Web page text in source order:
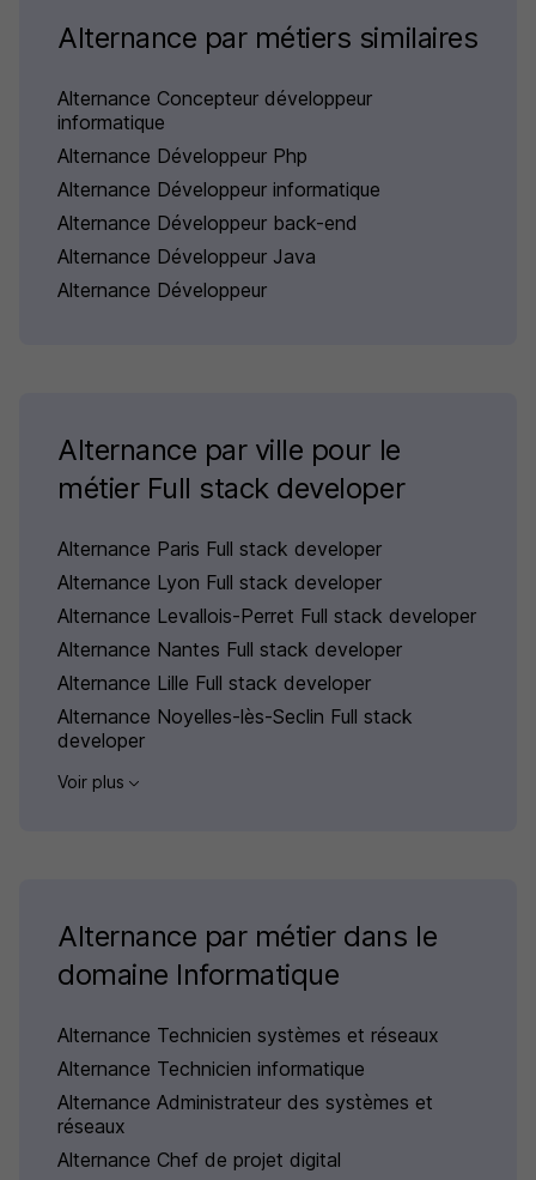
Alternance par métiers similaires
Alternance Concepteur développeur
informatique
Alternance Développeur Php
Alternance Développeur informatique
Alternance Développeur back-end
Alternance Développeur Java
Alternance Développeur
Alternance par ville pour le
métier Full stack developer
Alternance Paris Full stack developer
Alternance Lyon Full stack developer
Alternance Levallois-Perret Full stack developer
Alternance Nantes Full stack developer
Alternance Lille Full stack developer
Alternance Noyelles-lès-Seclin Full stack
developer
Voir plus
Alternance par métier dans le
domaine Informatique
Alternance Technicien systèmes et réseaux
Alternance Technicien informatique
Alternance Administrateur des systèmes et
réseaux
Alternance Chef de projet digital